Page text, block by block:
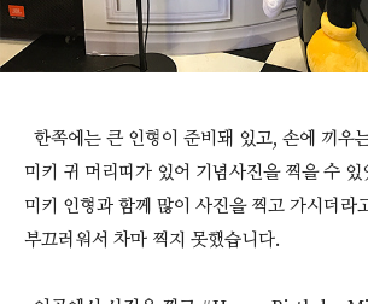
한쪽에는 큰 인형이 준비돼 있고, 손에 끼우
미키 귀 머리띠가 있어 기념사진을 찍을 수
미키 인형과 함께 많이 사진을 찍고 가시더라
부끄러워서 차마 찍지 못했습니다.